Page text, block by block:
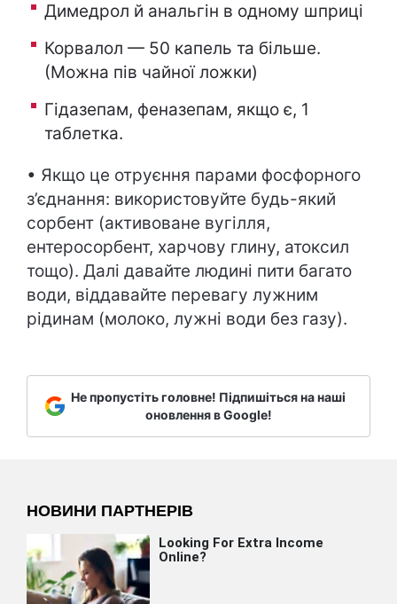
Димедрол й анальгін в одному шприці
Корвалол — 50 капель та більше.
(Можна пів чайної ложки)
Гідазепам, феназепам, якщо є, 1
таблетка.
• Якщо це отруєння парами фосфорного
з’єднання: використовуйте будь-який
сорбент (активоване вугілля,
ентеросорбент, харчову глину, атоксил
тощо). Далі давайте людині пити багато
води, віддавайте перевагу лужним
рідинам (молоко, лужні води без газу).
Не пропустіть головне! Підпишіться на наші
оновлення в Google!